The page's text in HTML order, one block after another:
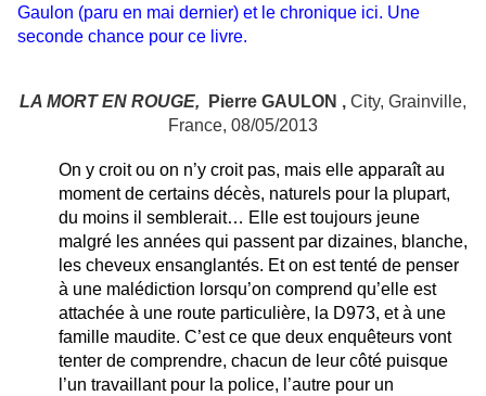
Gaulon (paru en mai dernier) et le chronique ici. Une
seconde chance pour ce livre.
LA MORT EN ROUGE, Pierre GAULON , City, Grainville,
France, 08/05/2013
On y croit ou on n’y croit pas, mais elle apparaît au
moment de certains décès, naturels pour la plupart,
du moins il semblerait… Elle est toujours jeune
malgré les années qui passent par dizaines, blanche,
les cheveux ensanglantés. Et on est tenté de penser
à une malédiction lorsqu’on comprend qu’elle est
attachée à une route particulière, la D973, et à une
famille maudite. C’est ce que deux enquêteurs vont
tenter de comprendre, chacun de leur côté puisque
l’un travaillant pour la police, l’autre pour un